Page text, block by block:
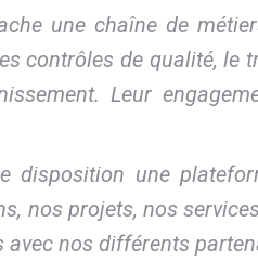
une chaîne de
contrôles de qualité,
Leur
une
nos projets, nos
avec nos différents